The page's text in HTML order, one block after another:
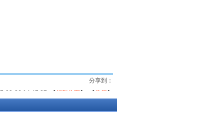
分享到：
09-26 14:47:27 【 打印此页】 【 关闭 】